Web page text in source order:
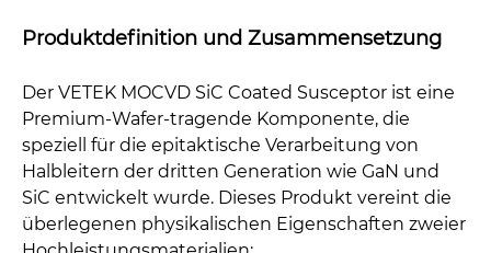
Produktdefinition und Zusammensetzung
Der VETEK MOCVD SiC Coated Susceptor ist eine
Premium-Wafer-tragende Komponente, die
speziell für die epitaktische Verarbeitung von
Halbleitern der dritten Generation wie GaN und
SiC entwickelt wurde. Dieses Produkt vereint die
überlegenen physikalischen Eigenschaften zweier